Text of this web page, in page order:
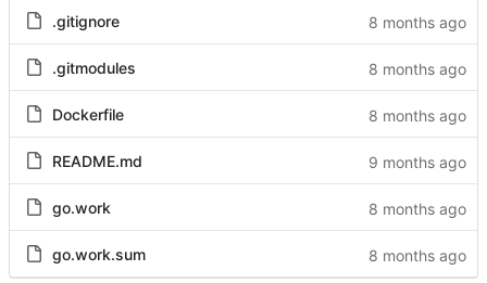
.gitignore
.gitmodules
Dockerfile
README.md
go.work
go.work.sum